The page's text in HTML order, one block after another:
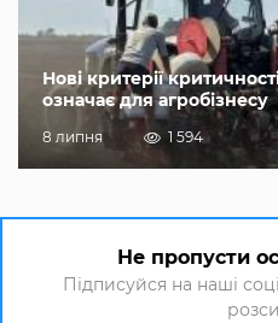
Нові критерії
означає для агробізнесу
8 липня 1 594
Не пропусти
Підписуйся на наші